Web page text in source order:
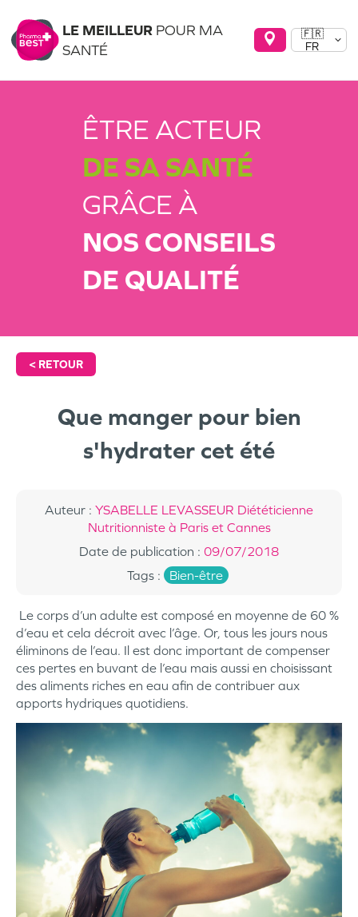
LE MEILLEUR POUR MA
SANTÉ
🇫🇷
FR
ÊTRE ACTEUR
DE SA SANTÉ
GRÂCE À
NOS CONSEILS
DE QUALITÉ
< RETOUR
Que manger pour bien
s'hydrater cet été
Auteur : YSABELLE LEVASSEUR Diététicienne
Nutritionniste à Paris et Cannes
Date de publication : 09/07/2018
Tags: Bien-être
Le corps d’un adulte est composé en moyenne de 60 %
d’eau et cela décroit avec l’âge. Or, tous les jours nous
éliminons de l’eau. Il est donc important de compenser
ces pertes en buvant de l’eau mais aussi en choisissant
des aliments riches en eau afin de contribuer aux
apports hydriques quotidiens.